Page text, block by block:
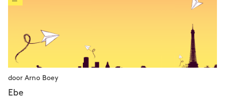
door Arno Boey
Ebe